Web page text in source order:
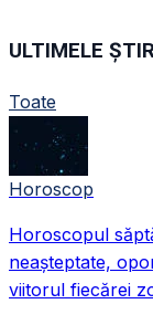
ULTIMELE
Toate
Horoscop
Horoscopul
neașteptate,
viitorul fiecărei